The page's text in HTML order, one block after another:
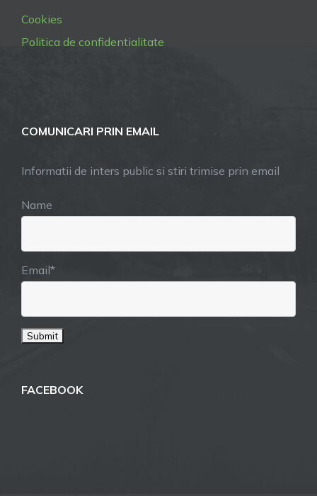
Cookies
Politica de confidentialitate
COMUNICARI PRIN EMAIL
Informatii de inters public si stiri trimise prin email
Name
Email*
FACEBOOK